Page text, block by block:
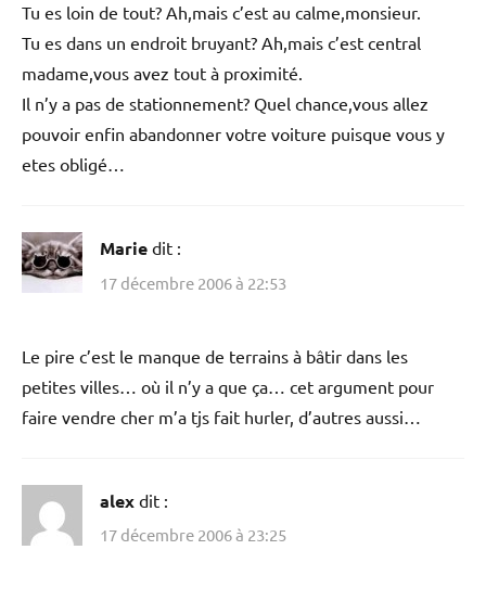
Tu es loin de tout? Ah,mais c’est au calme,monsieur.
Tu es dans un endroit bruyant? Ah,mais c’est central
madame,vous avez tout à proximité.
Il n’y a pas de stationnement? Quel chance,vous allez
pouvoir enfin abandonner votre voiture puisque vous y
etes obligé…
Marie dit :
17 décembre 2006 à 22:53
Le pire c’est le manque de terrains à bâtir dans les
petites villes… où il n’y a que ça… cet argument pour
faire vendre cher m’a tjs fait hurler, d’autres aussi…
alex dit :
17 décembre 2006 à 23:25